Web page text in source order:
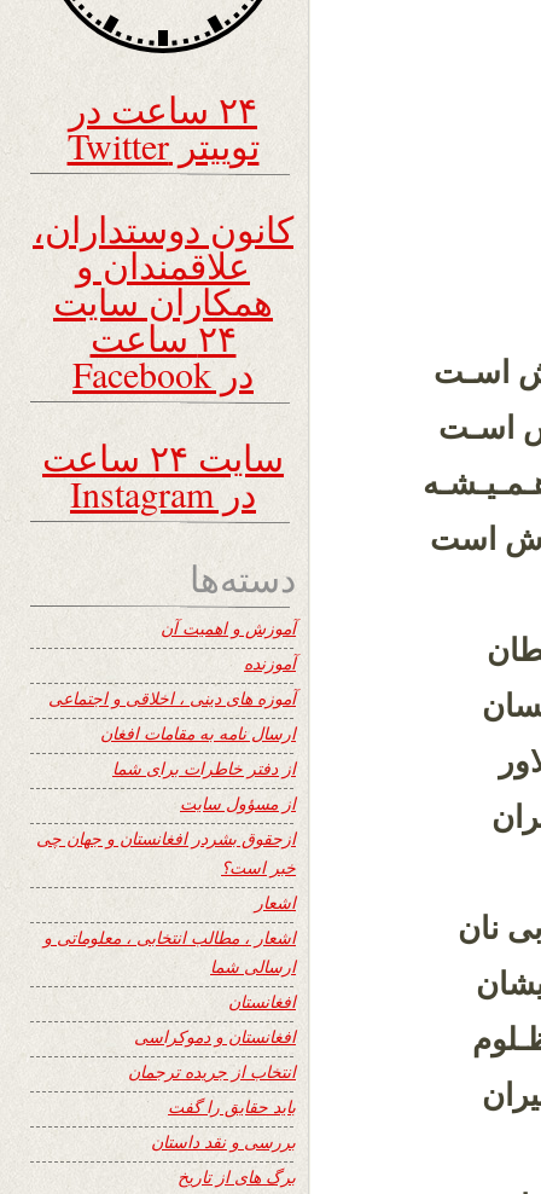
اسـت
اسـت
است
نان
۲۴ ساعت در
توییتر Twitter
کانون دوستداران،
علاقمندان و
همکاران سایت
۲۴ ساعت
در Facebook
سایت ۲۴ ساعت
در Instagram
دسته‌ها
آموزش و اهمیت آن
آموزنده
آموزه های دینی ، اخلاقی و اجتماعی
ارسال نامه به مقامات افغان
از دفتر خاطرات برای شما
از مسؤول سایت
ازحقوق بشردر افغانستان و جهان چی
خبر است؟
اشعار
اشعار ، مطالب انتخابی ، معلوماتی و
ارسالی شما
افغانستان
افغانستان و دموکراسی
انتخاب از جریده ترجمان
باید حقایق را گفت
بررسی و نقد داستان
برگ های از تاریخ